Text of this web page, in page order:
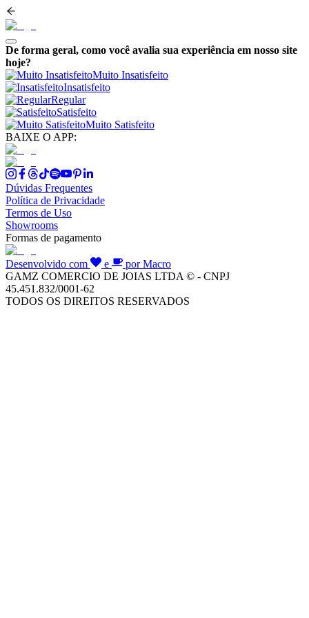
De forma geral, como você avalia sua experiência em nosso site
hoje?
Muito Insatisfeito
Insatisfeito
Regular
Satisfeito
Muito Satisfeito
BAIXE O APP:
Dúvidas Frequentes
Política de Privacidade
Termos de Uso
Showrooms
Formas de pagamento
Desenvolvido com e
por Macro
GAMZ COMERCIO DE JOIAS LTDA © - CNPJ
45.451.832/0001-62
TODOS OS DIREITOS RESERVADOS